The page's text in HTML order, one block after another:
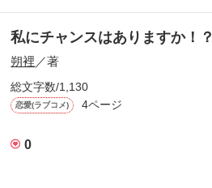
私にチャンスはありますか！？
朔裡 ／著
総文字数/1,130
恋愛(ラブコメ) 4ページ
0